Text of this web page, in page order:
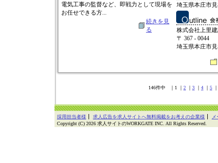
電気工事の監督など、即戦力として現場を
お任せできる方...
続きを見
る
埼玉県本庄市
株式会社上里
〒 367 - 0044
埼玉県本庄市
146件中 ｜1 ｜ 2 ｜ 3 ｜ 4 ｜ 5 ｜
採用担当者様 求人広告を求人サイトへ無料掲載をお考えの企業様
Copyright (C) 2026 求人サイトのWORKGATE INC. All Rights Reserved.